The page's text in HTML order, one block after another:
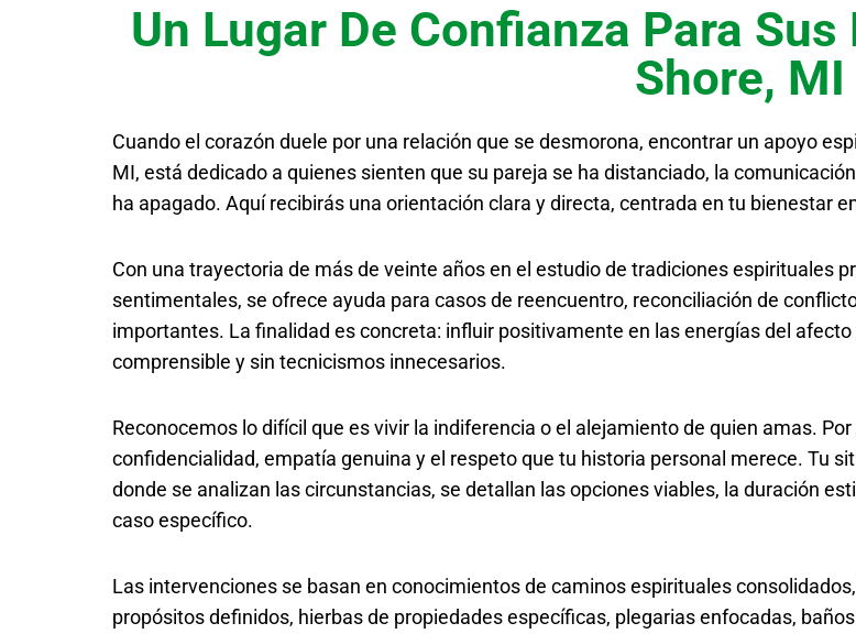
Un Lugar De Confianza Para
Shore, MI
Cuando el corazón duele por una relación que se desmorona, encontrar un apoyo
MI, está dedicado a quienes sienten que su pareja se ha distanciado, la
ha apagado. Aquí recibirás una orientación clara y directa, centrada en tu bienestar
Con una trayectoria de más de veinte años en el estudio de tradiciones espirituales
sentimentales, se ofrece ayuda para casos de reencuentro, reconciliación de
importantes. La finalidad es concreta: influir positivamente en las energías del
comprensible y sin tecnicismos innecesarios.
Reconocemos lo difícil que es vivir la indiferencia o el alejamiento de quien amas.
confidencialidad, empatía genuina y el respeto que tu historia personal merece. Tu
donde se analizan las circunstancias, se detallan las opciones viables, la duración
caso específico.
Las intervenciones se basan en conocimientos de caminos espirituales
propósitos definidos, hierbas de propiedades específicas, plegarias enfocadas,